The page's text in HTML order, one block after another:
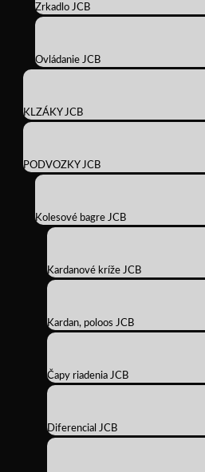
Zrkadlo JCB
Ovládanie JCB
KLZÁKY JCB
PODVOZKY JCB
Kolesové bagre JCB
Kardanové kríže JCB
Kardan, poloos JCB
Čapy riadenia JCB
Diferencial JCB